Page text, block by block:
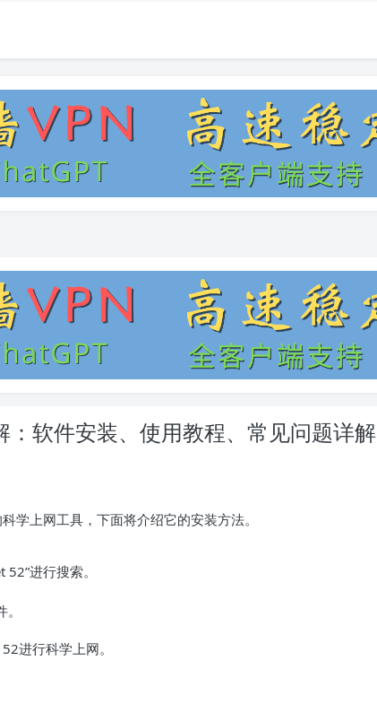
软件安装、使用教程、常见问题详解
学上网工具，下面将介绍它的安装方法。
进行搜索。
进行科学上网。